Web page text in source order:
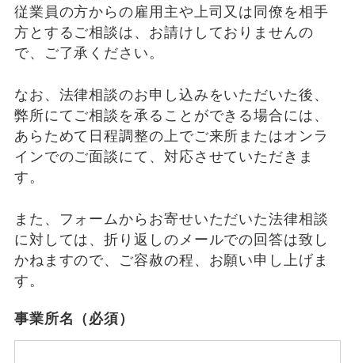
従業員の方からの雇用主や上司又は同僚を相手
方とするご相談は、お請けしておりませんの
で、ご了承ください。
なお、法律相談のお申し込みをいただいた後、
弊所にてご相談を承ることができる場合には、
あらためて日程調整の上でご来所またはオンラ
インでのご面談にて、対応させていただきま
す。
また、フォームからお寄せいただいた法律相談
に対しては、折り返しのメールでの回答は致し
かねますので、ご容赦の程、お願い申し上げま
す。
事業所名（必須）